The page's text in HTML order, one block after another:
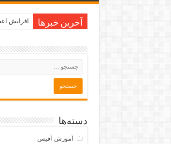
آخرین خبرها افزایش
دسته‌ها
آموزش آفیس